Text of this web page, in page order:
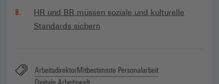
HR und BR müssen soziale und kulturelle
Standards sichern
ArbeitsdirektorMitbestimmte Personalarbeit